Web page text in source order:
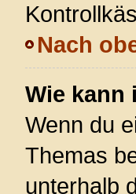
Nach
Wie kann
Wenn du
Themas
unterhalb